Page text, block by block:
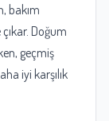
bakım
Doğum
geçmiş
iyi karşılık